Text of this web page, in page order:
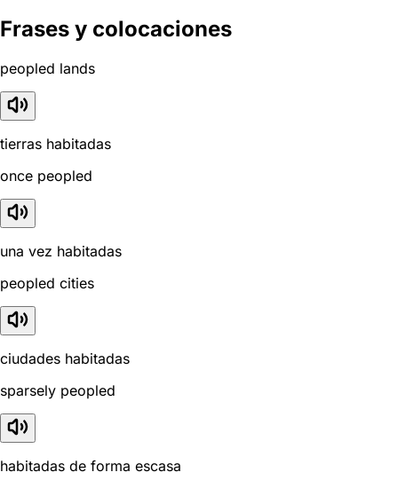
Frases y colocaciones
peopled lands
tierras habitadas
once peopled
una vez habitadas
peopled cities
ciudades habitadas
sparsely peopled
habitadas de forma escasa